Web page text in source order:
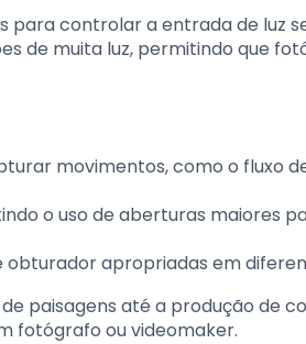
para controlar a entrada de luz
de muita luz, permitindo que
movimentos, como o fluxo
o uso de aberturas maiores
obturador apropriadas em
paisagens até a produção de
fotógrafo ou videomaker.